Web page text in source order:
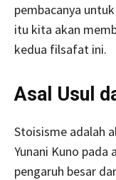
pembacanya
itu kita akan
kedua filsafat ini.
Asal Usul
Stoisisme adalah
Yunani Kuno pada
pengaruh besar